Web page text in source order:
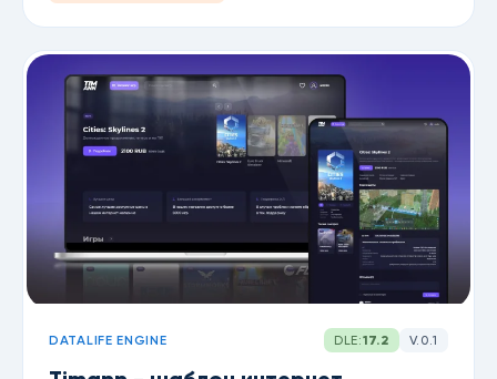
DATALIFE ENGINE DLE:17.2 V.0.1